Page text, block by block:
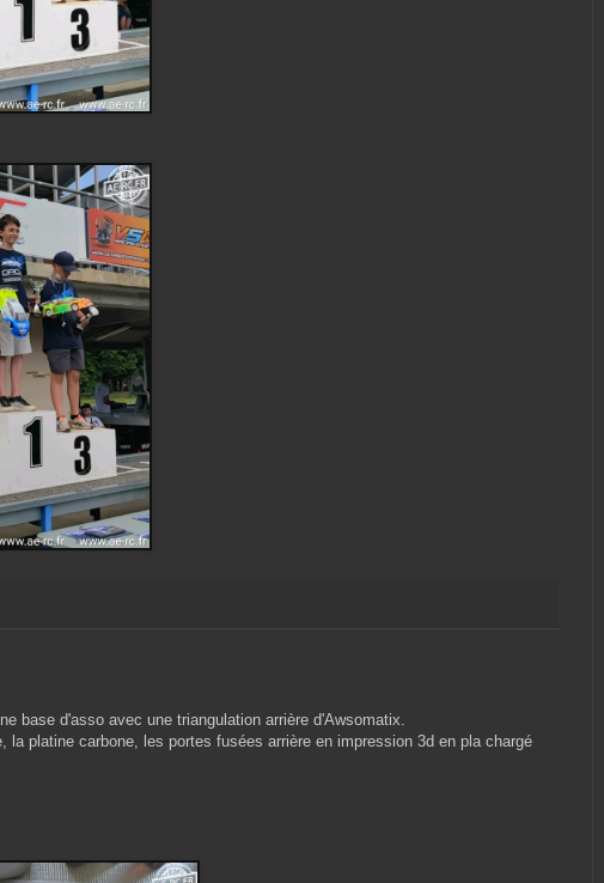
base d'asso avec une triangulation arrière d'Awsomatix.
platine carbone, les portes fusées arrière en impression 3d en pla chargé